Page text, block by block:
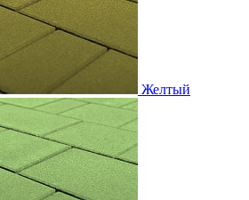
Желтый